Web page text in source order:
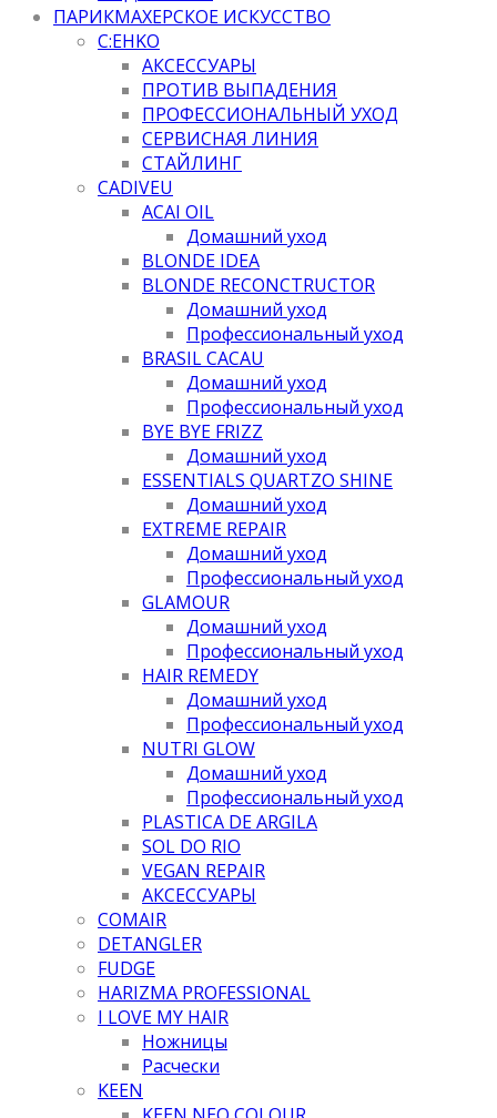
ПАРИКМАХЕРСКОЕ ИСКУССТВО
C:EHKO
АКСЕССУАРЫ
ПРОТИВ ВЫПАДЕНИЯ
ПРОФЕССИОНАЛЬНЫЙ УХОД
СЕРВИСНАЯ ЛИНИЯ
СТАЙЛИНГ
CADIVEU
ACAI OIL
Домашний уход
BLONDE IDEA
BLONDE RECONCTRUCTOR
Домашний уход
Профессиональный уход
BRASIL CACAU
Домашний уход
Профессиональный уход
BYE BYE FRIZZ
Домашний уход
ESSENTIALS QUARTZO SHINE
Домашний уход
EXTREME REPAIR
Домашний уход
Профессиональный уход
GLAMOUR
Домашний уход
Профессиональный уход
HAIR REMEDY
Домашний уход
Профессиональный уход
NUTRI GLOW
Домашний уход
Профессиональный уход
PLASTICA DE ARGILA
SOL DO RIO
VEGAN REPAIR
АКСЕССУАРЫ
COMAIR
DETANGLER
FUDGE
HARIZMA PROFESSIONAL
I LOVE MY HAIR
Ножницы
Расчески
KEEN